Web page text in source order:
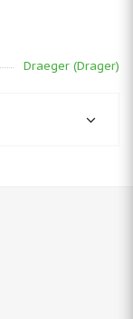
Draeger (Drager)